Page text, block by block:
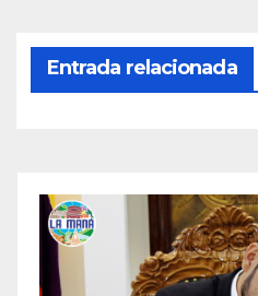
Entrada relacionada